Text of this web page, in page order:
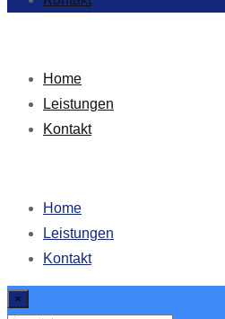
Home
Leistungen
Kontakt
Home
Leistungen
Kontakt
×